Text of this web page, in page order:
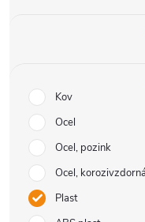
Kov
Ocel
Ocel, pozink
Ocel, korozivzdorná
Plast